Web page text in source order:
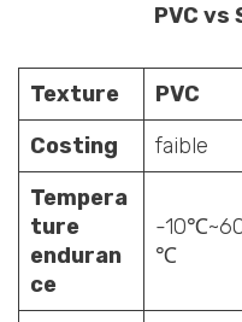
PVC vs
Texture PVC
Costing faible
Tempera
ture
enduran
ce
-
℃